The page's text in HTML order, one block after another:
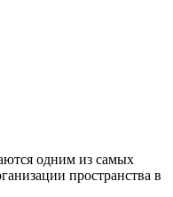
одним из самых
пространства в